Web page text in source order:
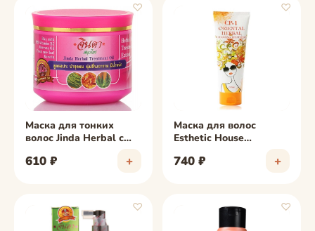
♡
фото скоро
Маска для тонких
волос Jinda Herbal с
Уход в домашних
610 ₽ +
♡
фото скоро
Маска для волос
Esthetic House
мл
740 ₽ +
♡ ♡